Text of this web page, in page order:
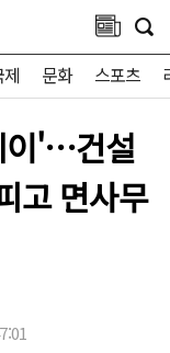
문화 스포츠
이'…건설
고 면사무